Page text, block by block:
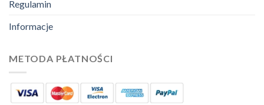
Regulamin
Informacje
METODA PŁATNOŚCI